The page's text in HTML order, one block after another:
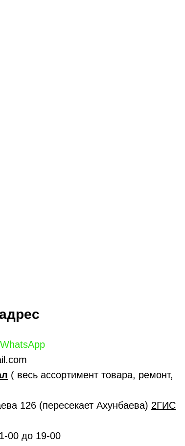
WhatsApp
( весь ассортимент товара, ремонт,
126 (пересекает Ахунбаева) 2ГИС
00 до 19-00